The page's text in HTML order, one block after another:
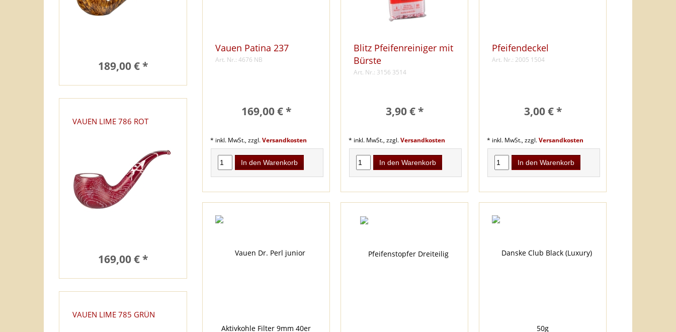
189,00 € *
VAUEN LIME 786 ROT
169,00 € *
VAUEN LIME 785 GRÜN
Vauen Patina 237
Art. Nr.: 4676 NB
169,00 € *
* inkl. MwSt., zzgl.Versandkosten
In den Warenkorb
Blitz Pfeifenreiniger mit
Bürste
Art. Nr.: 3156 3514
3,90 € *
* inkl. MwSt., zzgl.Versandkosten
In den Warenkorb
Pfeifendeckel
Art. Nr.: 2005 1504
3,00 € *
* inkl. MwSt., zzgl.Versandkosten
In den Warenkorb